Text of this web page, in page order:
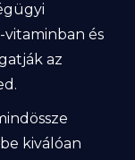
vitaminban és
az
kiválóan